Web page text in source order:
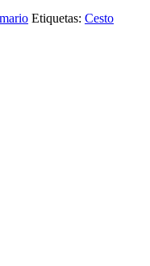
Etiquetas: Cesto